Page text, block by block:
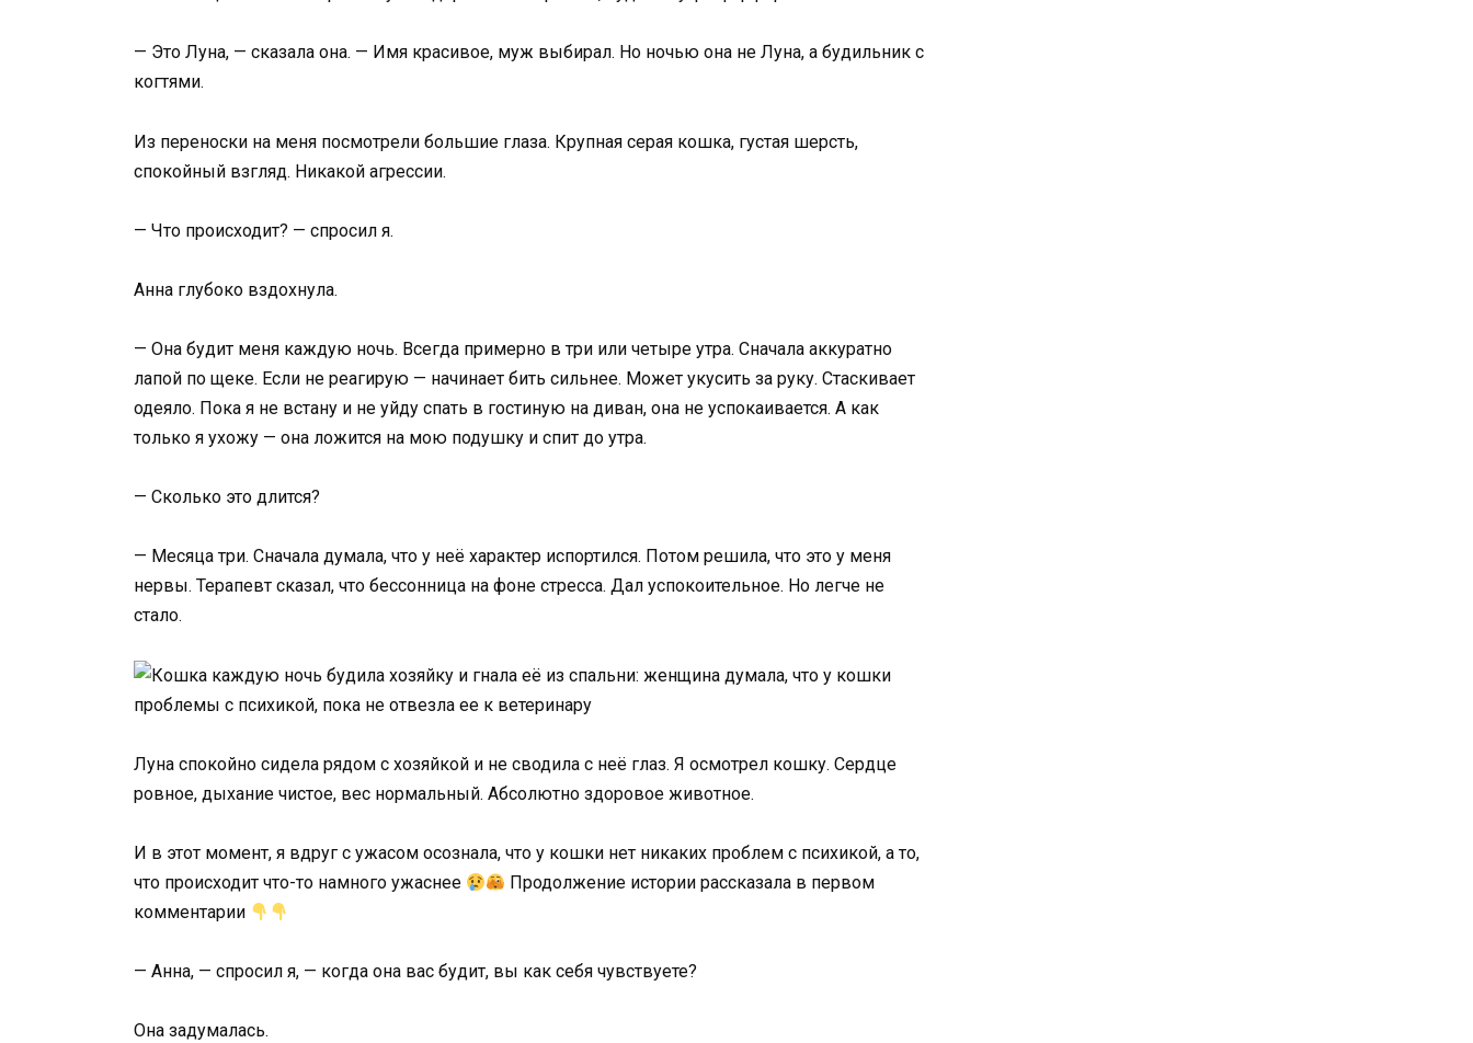
— Это Луна, — сказала она. — Имя красивое, муж выбирал. Но ночью она не Луна, а будильник с
когтями.
Из переноски на меня посмотрели большие глаза. Крупная серая кошка, густая шерсть,
спокойный взгляд. Никакой агрессии.
— Что происходит? — спросил я.
Анна глубоко вздохнула.
— Она будит меня каждую ночь. Всегда примерно в три или четыре утра. Сначала аккуратно
лапой по щеке. Если не реагирую — начинает бить сильнее. Может укусить за руку. Стаскивает
одеяло. Пока я не встану и не уйду спать в гостиную на диван, она не успокаивается. А как
только я ухожу — она ложится на мою подушку и спит до утра.
— Сколько это длится?
— Месяца три. Сначала думала, что у неё характер испортился. Потом решила, что это у меня
нервы. Терапевт сказал, что бессонница на фоне стресса. Дал успокоительное. Но легче не
стало.
Луна спокойно сидела рядом с хозяйкой и не сводила с неё глаз. Я осмотрел кошку. Сердце
ровное, дыхание чистое, вес нормальный. Абсолютно здоровое животное.
И в этот момент, я вдруг с ужасом осознала, что у кошки нет никаких проблем с психикой, а то,
что происходит что-то намного ужаснее
Продолжение истории рассказала в первом
комментарии
— Анна, — спросил я, — когда она вас будит, вы как себя чувствуете?
Она задумалась.